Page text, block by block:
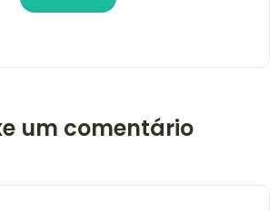
um comentário